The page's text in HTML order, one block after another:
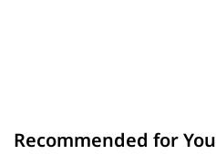
Recommended for You